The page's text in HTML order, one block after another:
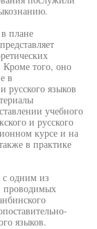
плане
Кроме того, оно
в
русского языков
учебного
и русского
курсе и на
в практике
с одним из
проводимых
языков.